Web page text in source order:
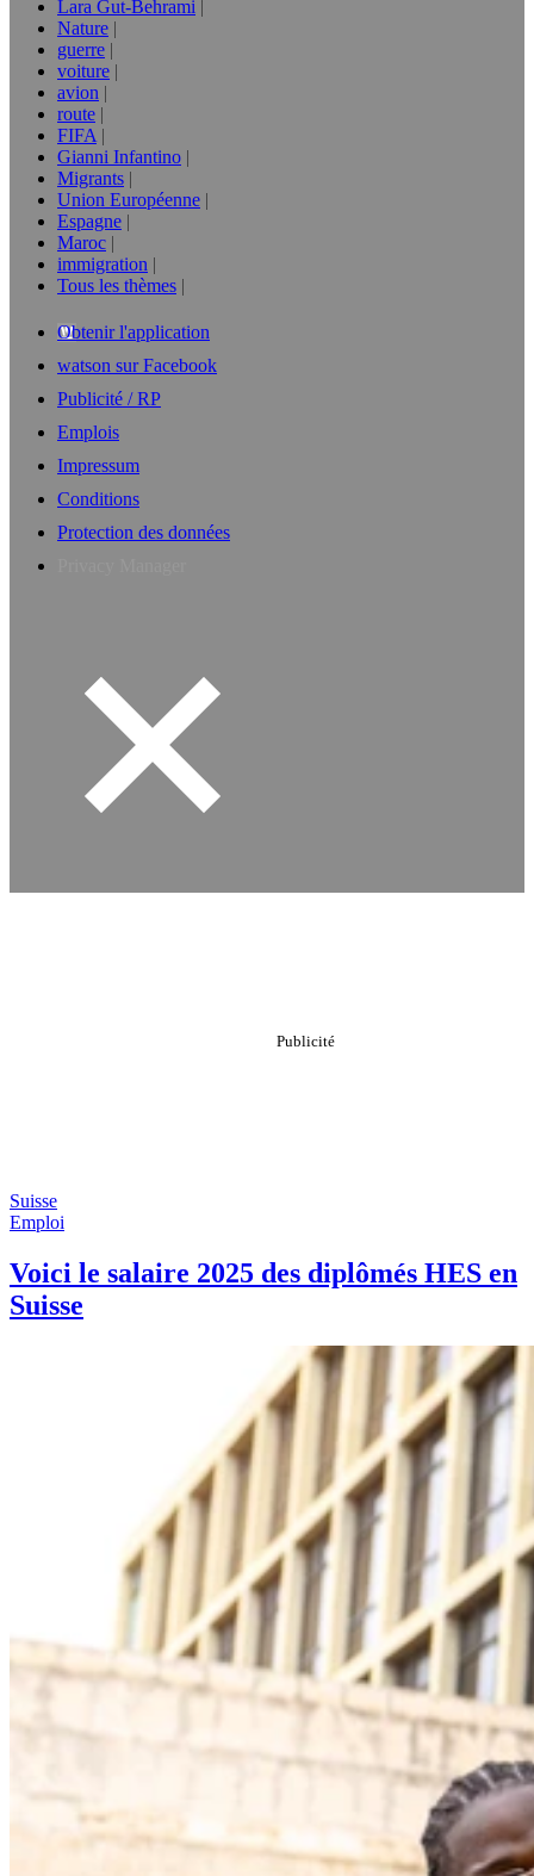
Lara Gut-Behrami
Nature
guerre
voiture
avion
route
FIFA
Gianni Infantino
Migrants
Union Européenne
Espagne
Maroc
immigration
Tous les thèmes
Obtenir l'application
watson sur Facebook
Publicité / RP
Emplois
Impressum
Conditions
Protection des données
Suisse
Emploi
Voici le salaire 2025 des diplômés HES en
Suisse